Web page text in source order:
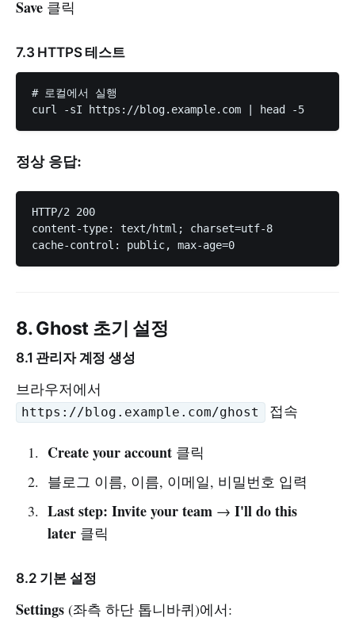
Save 클릭
7.3 HTTPS 테스트
# 로컬에서 실행
정상 응답:
HTTP/2 200
content-type: text/html; charset=utf-8
8. Ghost 초기 설정
8.1 관리자 계정 생성
브라우저에서
https://blog.example.com/ghost 접속
Create your account클릭
블로그 이름, 이름, 이메일, 비밀번호 입력
Last step: Invite your team→ I'll do this
later클릭
8.2 기본 설정
Settings (좌측 하단 톱니바퀴)에서: